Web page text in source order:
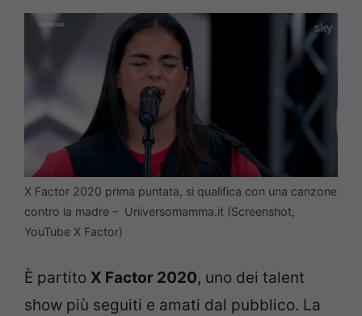
X Factor 2020 prima puntata, si qualifica con una canzone
contro la madre – Universomamma.it (Screenshot,
YouTube X Factor)
È partito X Factor 2020, uno dei talent
show più seguiti e amati dal pubblico. La